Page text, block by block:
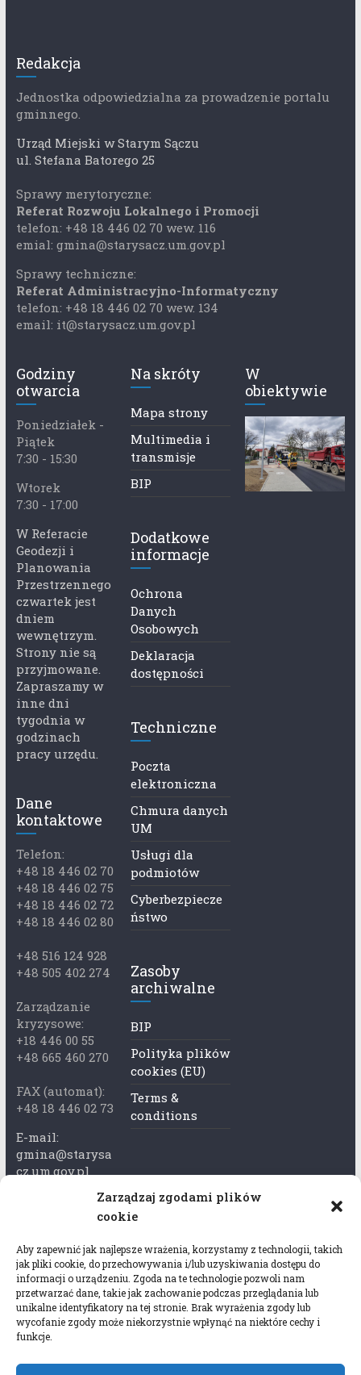
Zarządzaj zgodami plików
cookie
Aby zapewnić jak najlepsze wrażenia, korzystamy z technologii, takich
jak pliki cookie, do przechowywania i/lub uzyskiwania dostępu do
informacji o urządzeniu. Zgoda na te technologie pozwoli nam
przetwarzać dane, takie jak zachowanie podczas przeglądania lub
unikalne identyfikatory na tej stronie. Brak wyrażenia zgody lub
wycofanie zgody może niekorzystnie wpłynąć na niektóre cechy i
funkcje.
Redakcja
Jednostka odpowiedzialna za prowadzenie portalu
gminnego.
Urząd Miejski w Starym Sączu
ul. Stefana Batorego 25
Sprawy merytoryczne:
Referat Rozwoju Lokalnego i Promocji
telefon: +48 18 446 02 70 wew. 116
emial: gmina@starysacz.um.gov.pl
Sprawy techniczne:
Referat Administracyjno-Informatyczny
telefon: +48 18 446 02 70 wew. 134
email: it@starysacz.um.gov.pl
Godziny
otwarcia
Poniedziałek -
Piątek
7:30 - 15:30
Wtorek
7:30 - 17:00
W Referacie
Geodezji i
Planowania
Przestrzennego
czwartek jest
dniem
wewnętrzym.
Strony nie są
przyjmowane.
Zapraszamy w
inne dni
tygodnia w
godzinach
pracy urzędu.
Dane
kontaktowe
Telefon:
+48 18 446 02 70
+48 18 446 02 75
+48 18 446 02 72
+48 18 446 02 80
+48 516 124 928
+48 505 402 274
Zarządzanie
kryzysowe:
+18 446 00 55
+48 665 460 270
FAX (automat):
+48 18 446 02 73
E-mail:
gmina@starysa
cz.um.gov.pl
Adres skrzynki
rytka
Adres do e-
Doręczeń:
AEL-97528-
78647-USWGJ-
Na skróty
Mapa strony
Multimedia i
transmisje
BIP
Dodatkowe
informacje
Ochrona
Danych
Osobowych
Deklaracja
dostępności
Techniczne
Poczta
elektroniczna
Chmura danych
UM
Usługi dla
podmiotów
Cyberbezpiecze
ństwo
Zasoby
archiwalne
BIP
Polityka plików
cookies (EU)
Terms &
conditions
W
obiektywie